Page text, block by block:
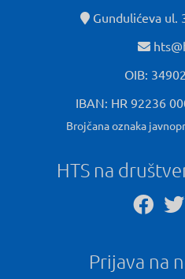
Gundulićeva ul.
OIB:
IBAN: HR 92236
Brojčana oznaka
HTS na
Prijava na